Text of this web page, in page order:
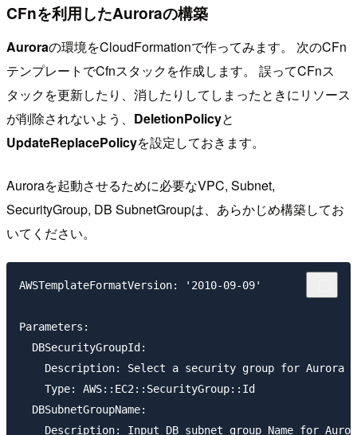
CFnを利用したAuroraの構築
Auroraの環境をCloudFormationで作ってみます。 次のCFn
テンプレートでCfnスタックを作成します。 誤ってCFnス
タックを更新したり、消したりしてしまったときにリソース
が削除されないよう、 DeletionPolicyと
UpdateReplacePolicyを設定しておきます。
Auroraを起動させるために必要なVPC, Subnet,
SecurityGroup, DB SubnetGroupは、あらかじめ構築してお
いてください。
AWSTemplateFormatVersion: '2010-09-09'
Parameters:
  DBSecurityGroupId:
    Description: Select a security group for Aurora
    Type: AWS::EC2::SecurityGroup::Id
  DBSubnetGroupName:
Description: Input DB subnet group Name for